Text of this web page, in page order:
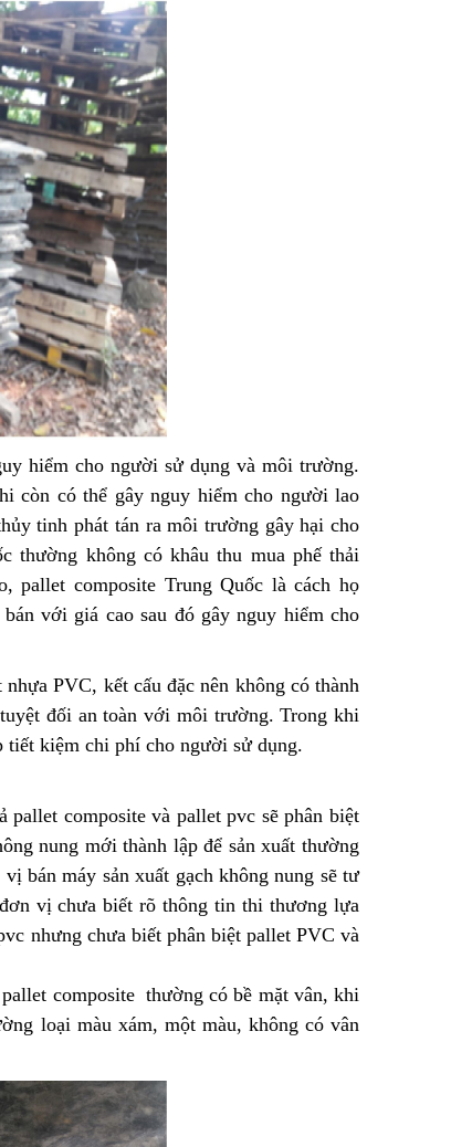
hiểm cho người sử dụng và môi trường.
còn có thể gây nguy hiểm cho người lao
tinh phát tán ra môi trường gây hại cho
thường không có khâu thu mua phế thải
pallet composite Trung Quốc là cách họ
với giá cao sau đó gây nguy hiểm cho
PVC, kết cấu đặc nên không có thành
đối an toàn với môi trường. Trong khi
kiệm chi phí cho người sử dụng.
composite và pallet pvc sẽ phân biệt
nung mới thành lập để sản xuất thường
bán máy sản xuất gạch không nung sẽ tư
vị chưa biết rõ thông tin thi thương lựa
nhưng chưa biết phân biệt pallet PVC và
composite thường có bề mặt vân, khi
loại màu xám, một màu, không có vân